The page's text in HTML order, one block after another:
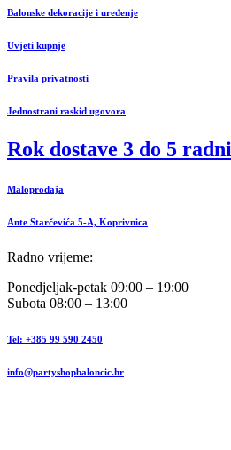
Balonske dekoracije i uređenje
Uvjeti kupnje
Pravila privatnosti
Jednostrani raskid ugovora
Rok dostave 3 do 5
Maloprodaja
Ante Starčevića 5-A, Koprivnica
Radno vrijeme:
Ponedjeljak-petak 09:00 – 19:00
Subota 08:00 – 13:00
Tel: +385 99 590 2450
info@partyshopbaloncic.hr